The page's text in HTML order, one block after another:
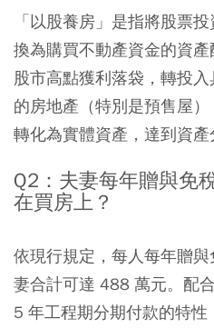
「以股養房」是指將股票
換為購買不動產資金的資
股市高點獲利落袋，轉投
的房地產（特別是預售屋
轉化為實體資產，達到資產
Q2：夫妻每年贈與免
在買房上？
依現行規定，每人每年贈
妻合計可達 488 萬元。配
5 年工程期分期付款的特